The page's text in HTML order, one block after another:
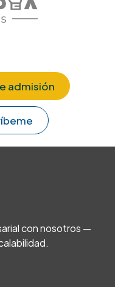
admisión
con nosotros —